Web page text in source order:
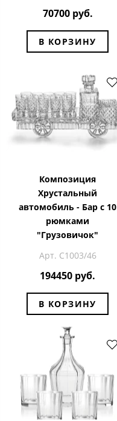
70700 руб.
В КОРЗИНУ
Композиция
Хрустальный
автомобиль - Бар с 10
рюмками
"Грузовичок"
Арт. С1003/46
194450 руб.
В КОРЗИНУ